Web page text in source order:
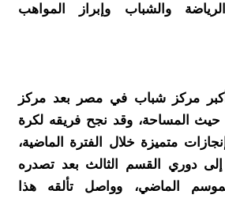
والشباب وإبراز المواهب
أكبر مركز شباب في مصر بعد مركز
المساحة، وقد نجح فريقه لكرة
متميزة خلال الفترة الماضية،
دوري القسم الثالث بعد تصدره
الماضي، وواصل تألقه هذا